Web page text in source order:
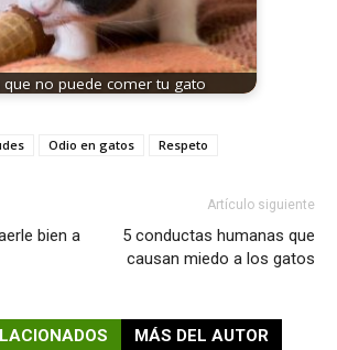
no puede comer tu gato
Odio en gatos Respeto
bien a
Artículo siguiente
5 conductas humanas que
causan miedo a los gatos
MÁS DEL AUTOR